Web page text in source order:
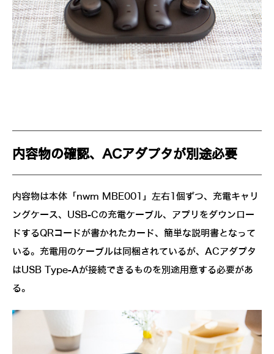
内容物の確認、ACアダプタが別途必要
内容物は本体「nwm MBE001」左右1個ずつ、充電キャリ
ングケース、USB-Cの充電ケーブル、アプリをダウンロー
ドするQRコードが書かれたカード、簡単な説明書となって
いる。充電用のケーブルは同梱されているが、ACアダプタ
はUSB Type-Aが接続できるものを別途用意する必要があ
る。